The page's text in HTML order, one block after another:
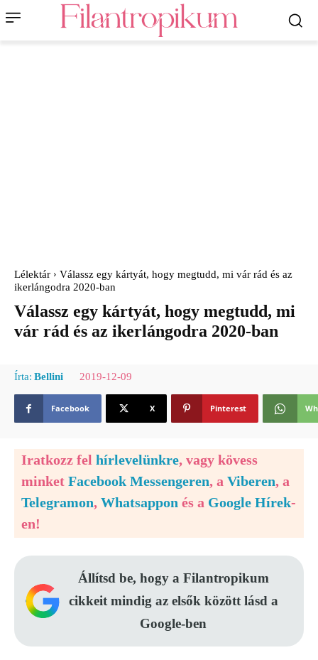
Lélektár
Válassz egy kártyát, hogy megtudd, mi vár rád és az
ikerlángodra 2020-ban
Válassz egy kártyát, hogy megtudd, mi
vár rád és az ikerlángodra 2020-ban
Írta: Bellini 2019-12-09
Facebook X Pinterest
Iratkozz fel hírlevelünkre, vagy kövess
minket Facebook Messengeren, a Viberen, a
Telegramon, Whatsappon és a Google Hírek-
en!
Állítsd be, hogy a Filantropikum
cikkeit mindig az elsők között lásd a
Google-ben